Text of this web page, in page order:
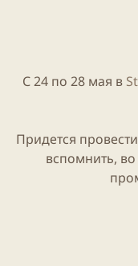
С 24 по 28 мая в
Придется
вспомнить,